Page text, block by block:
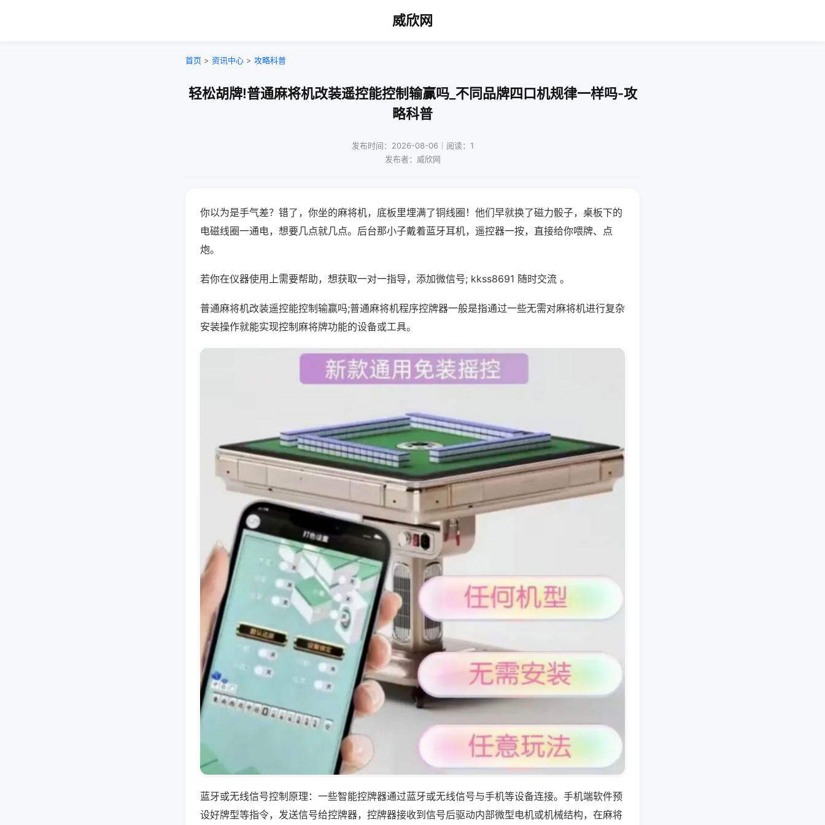
威欣网
首页 > 资讯中心 > 攻略科普
轻松胡牌!普通麻将机改装遥控能控制输赢吗_不同品牌四口机规律一样吗-攻
略科普
发布时间：2026-08-06｜阅读：1
发布者：威欣网
你以为是手气差？错了，你坐的麻将机，底板里埋满了铜线圈！他们早就换了磁力骰子，桌板下的
电磁线圈一通电，想要几点就几点。后台那小子戴着蓝牙耳机，遥控器一按，直接给你喂牌、点
炮。
若你在仪器使用上需要帮助，想获取一对一指导，添加微信号; kkss8691 随时交流 。
普通麻将机改装遥控能控制输赢吗;普通麻将机程序控牌器一般是指通过一些无需对麻将机进行复杂
安装操作就能实现控制麻将牌功能的设备或工具。
蓝牙或无线信号控制原理：一些智能控牌器通过蓝牙或无线信号与手机等设备连接。手机端软件预
设好牌型等指令，发送信号给控牌器，控牌器接收到信号后驱动内部微型电机或机械结构，在麻将